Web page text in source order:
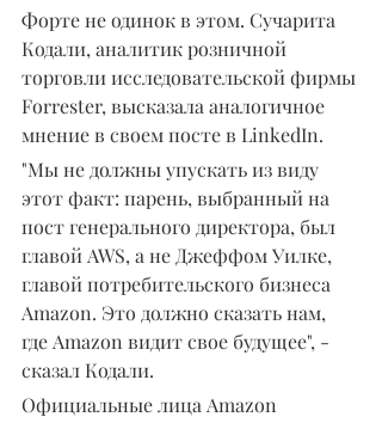
Форте не одинок в этом. Сучарита
Кодали, аналитик розничной
торговли исследовательской фирмы
Forrester, высказала аналогичное
мнение в своем посте в LinkedIn.
"Мы не должны упускать из виду
этот факт: парень, выбранный на
пост генерального директора, был
главой AWS, а не Джеффом Уилке,
главой потребительского бизнеса
Amazon. Это должно сказать нам,
где Amazon видит свое будущее", -
сказал Кодали.
Официальные лица Amazon